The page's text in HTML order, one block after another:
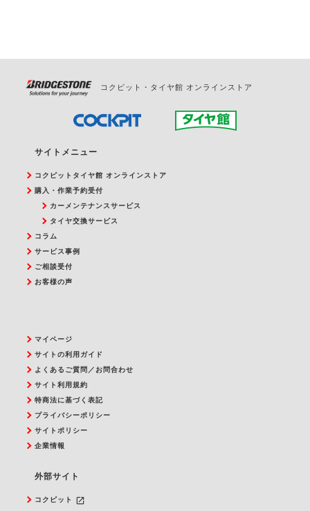
コクピット・タイヤ館 オンラインストア
サイトメニュー
コクピットタイヤ館 オンラインストア
購入・作業予約受付
カーメンテナンスサービス
タイヤ交換サービス
コラム
サービス事例
ご相談受付
お客様の声
マイページ
サイトの利用ガイド
よくあるご質問／お問合わせ
サイト利用規約
特商法に基づく表記
プライバシーポリシー
サイトポリシー
企業情報
外部サイト
コクピット
launch